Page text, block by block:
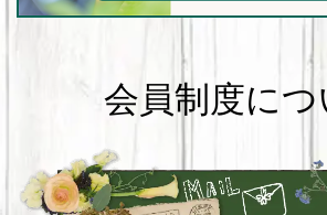
会員制度につ